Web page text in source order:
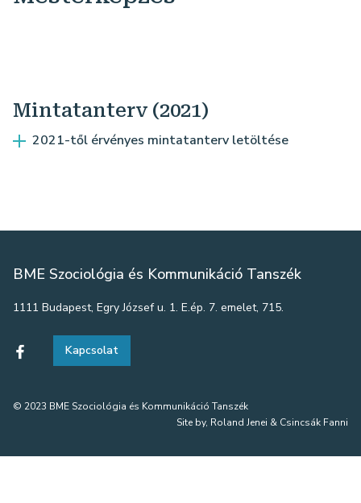
Mintatanterv (2021)
2021-től érvényes mintatanterv letöltése
BME Szociológia és Kommunikáció Tanszék
1111 Budapest, Egry József u. 1. E.ép. 7. emelet, 715.
Kapcsolat
© 2023 BME Szociológia és Kommunikáció Tanszék
Site by, Roland Jenei & Csincsák Fanni